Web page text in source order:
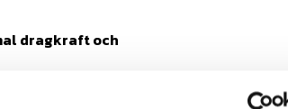
dragkraft och